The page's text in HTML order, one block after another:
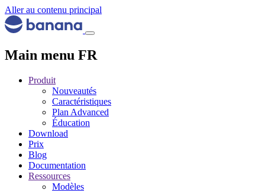
Aller au contenu principal
Main menu FR
Produit
Nouveautés
Caractéristiques
Plan Advanced
Éducation
Download
Prix
Blog
Documentation
Ressources
Modèles